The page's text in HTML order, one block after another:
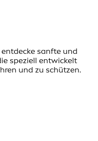
sanfte und
speziell entwickelt
und zu schützen.